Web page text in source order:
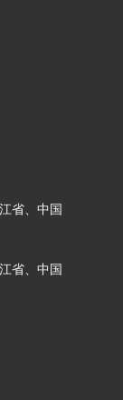
省、中国
省、中国